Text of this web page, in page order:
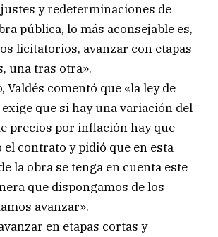
y redeterminaciones de
pública, lo más aconsejable es,
licitatorios, avanzar con etapas
una tras otra».
Valdés comentó que «la ley de
que si hay una variación del
precios por inflación hay que
el contrato y pidió que en esta
la obra se tenga en cuenta este
que dispongamos de los
avanzar».
en etapas cortas y